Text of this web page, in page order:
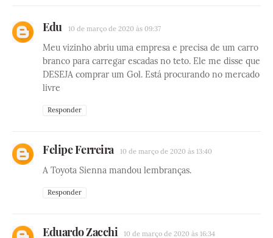
Edu 10 de março de 2020 às 09:37
Meu vizinho abriu uma empresa e precisa de um carro
branco para carregar escadas no teto. Ele me disse que
DESEJA comprar um Gol. Está procurando no mercado
livre
Responder
Felipe Ferreira 10 de março de 2020 às 13:40
A Toyota Sienna mandou lembranças.
Responder
Eduardo Zacchi 10 de março de 2020 às 16:34